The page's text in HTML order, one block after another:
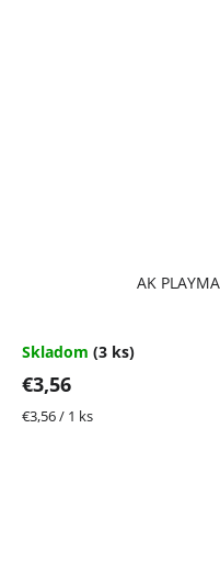
AK
Skladom (3 ks)
€3,56
Jednotková
€3,56 / 1 ks